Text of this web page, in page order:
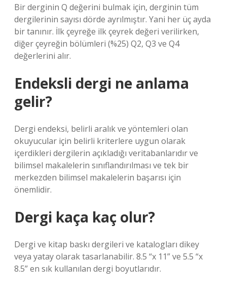
Bir derginin Q değerini bulmak için, derginin tüm
dergilerinin sayısı dörde ayrılmıştır. Yani her üç ayda
bir tanınır. İlk çeyreğe ilk çeyrek değeri verilirken,
diğer çeyreğin bölümleri (%25) Q2, Q3 ve Q4
değerlerini alır.
Endeksli dergi ne anlama
gelir?
Dergi endeksi, belirli aralık ve yöntemleri olan
okuyucular için belirli kriterlere uygun olarak
içerdikleri dergilerin açıkladığı veritabanlarıdır ve
bilimsel makalelerin sınıflandırılması ve tek bir
merkezden bilimsel makalelerin başarısı için
önemlidir.
Dergi kaça kaç olur?
Dergi ve kitap baskı dergileri ve katalogları dikey
veya yatay olarak tasarlanabilir. 8.5 “x 11” ve 5.5 “x
8.5” en sık kullanılan dergi boyutlarıdır.